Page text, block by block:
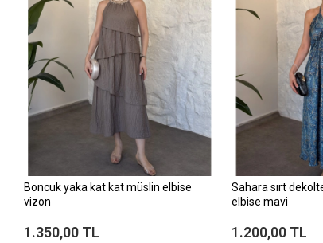
Boncuk yaka kat kat müslin elbise
vizon
1.350,00 TL
Sahara sırt
elbise mavi
1.200,00 TL